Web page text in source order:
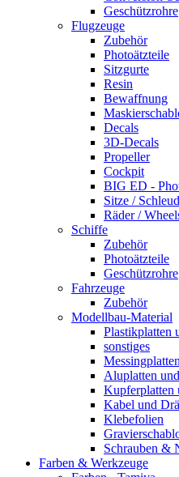
Geschützrohre
Flugzeuge
Zubehör
Photoätzteile
Sitzgurte
Resin
Bewaffnung
Decals
3D-Decals
Propeller
Cockpit
BIG ED -
Sitze /
Räder /
Schiffe
Zubehör
Photoätzteile
Geschützrohre
Fahrzeuge
Zubehör
Modellbau-Material
Plastikplatten
sonstiges
Aluplatten
Kupferplatten
Kabel und
Klebefolien
Schrauben &
Farben & Werkzeuge